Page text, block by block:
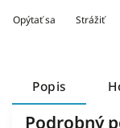
Opýtať sa Strážiť
Popis
Podrobný